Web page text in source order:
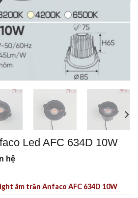
Led AFC 634D 10W
hệ
âm trần Anfaco AFC 634D 10W